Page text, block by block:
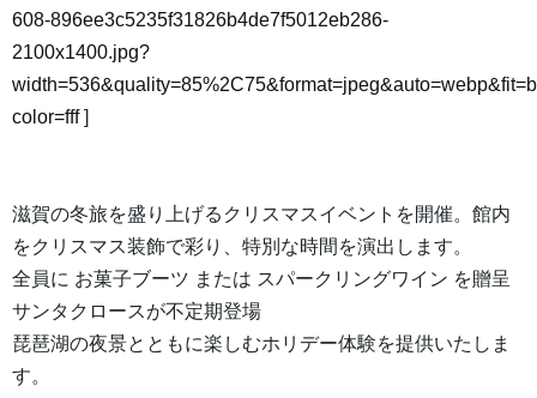
608-896ee3c5235f31826b4de7f5012eb286-
2100x1400.jpg?
color=fff]
滋賀の冬旅を盛り上げるクリスマスイベントを開催。館内
をクリスマス装飾で彩り、特別な時間を演出します。
全員に お菓子ブーツ または スパークリングワイン を贈呈
サンタクロースが不定期登場
琵琶湖の夜景とともに楽しむホリデー体験を提供いたしま
す。